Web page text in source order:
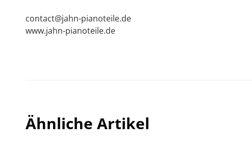
contact@jahn-pianoteile.de
www.jahn-pianoteile.de
Ähnliche Artikel